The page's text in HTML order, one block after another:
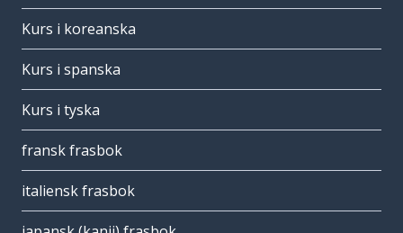
Kurs i koreanska
Kurs i spanska
Kurs i tyska
fransk frasbok
italiensk frasbok